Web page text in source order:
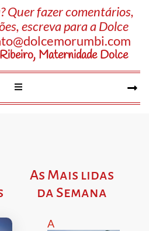
Quer fazer comentários,
escreva para a Dolce
, Maternidade Dolce
As Mais lidas
da Semana
A